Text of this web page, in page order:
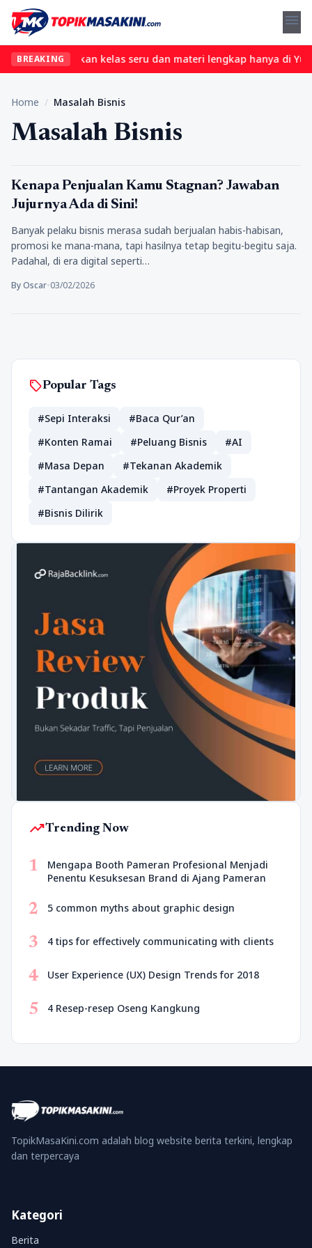
menu
BREAKING
ribet? Temukan kelas seru dan materi lengkap hanya di
Home / Masalah Bisnis
Masalah Bisnis
Tips Trik
Kenapa Penjualan Kamu Stagnan? Jawaban
Jujurnya Ada di Sini!
Banyak pelaku bisnis merasa sudah berjualan habis-habisan,
promosi ke mana-mana, tapi hasilnya tetap begitu-begitu saja.
Padahal, di era digital seperti…
By Oscar•03/02/2026
sellPopular Tags
#Sepi Interaksi
#Baca Qur’an
#Konten Ramai
#Peluang Bisnis
#AI
#Masa Depan
#Tekanan Akademik
#Tantangan Akademik
#Proyek Properti
#Bisnis Dilirik
trending_upTrending Now
1
Mengapa Booth Pameran Profesional Menjadi
Penentu Kesuksesan Brand di Ajang Pameran
2 5 common myths about graphic design
3 4 tips for effectively communicating with clients
4 User Experience (UX) Design Trends for 2018
5 4 Resep-resep Oseng Kangkung
TopikMasaKini.com adalah blog website berita terkini, lengkap
dan terpercaya
Kategori
Berita